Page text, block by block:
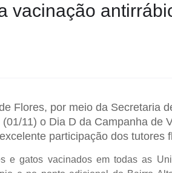
vacinação
Flores, por meio da Secretaria
11) o Dia D da Campanha de
participação dos tutores
e gatos vacinados em todas as